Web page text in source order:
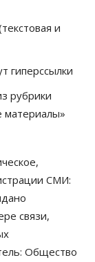
время
в
и
гиперссылки
рубрики
материалы»
СМИ:
связи,
Общество